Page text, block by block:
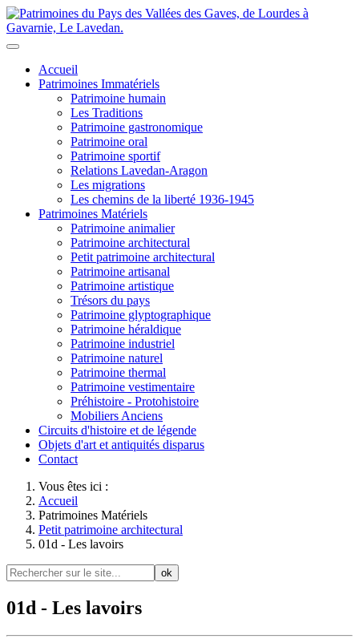
Accueil
Patrimoines Immatériels
Patrimoine humain
Les Traditions
Patrimoine gastronomique
Patrimoine oral
Patrimoine sportif
Relations Lavedan-Aragon
Les migrations
Les chemins de la liberté 1936-1945
Patrimoines Matériels
Patrimoine animalier
Patrimoine architectural
Petit patrimoine architectural
Patrimoine artisanal
Patrimoine artistique
Trésors du pays
Patrimoine glyptographique
Patrimoine héraldique
Patrimoine industriel
Patrimoine naturel
Patrimoine thermal
Patrimoine vestimentaire
Préhistoire - Protohistoire
Mobiliers Anciens
Circuits d'histoire et de légende
Objets d'art et antiquités disparus
Contact
Vous êtes ici :
Accueil
Patrimoines Matériels
Petit patrimoine architectural
01d - Les lavoirs
ok
01d - Les lavoirs